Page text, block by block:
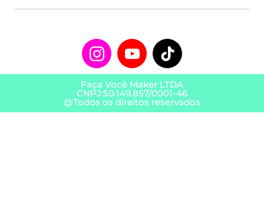
Faça Você Maker LTDA
CNPJ:50.149.857/0001-46
@Todos os direitos reservados